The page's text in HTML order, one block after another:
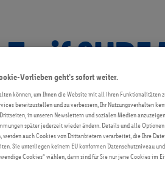
SURF
österreichweit. Der
Vorlieben geht’s sofort weiter.
können, um Ihnen die Website mit all ihren Funktionalitäten
bereitzustellen und zu verbessern, Ihr Nutzungsverhalten
in unseren Newslettern und sozialen Medien
später jederzeit wieder ändern. Details und alle
werden auch Cookies von Drittanbietern verarbeitet, die Ihre
Sie unterliegen keinem EU konformen Datenschutzniveau
Cookies“ wählen, dann sind für Sie nur jene Cookies im